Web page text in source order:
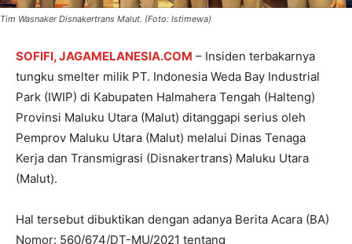
Tim Wasnaker Disnakertrans Malut. (Foto: Istimewa)
SOFIFI, JAGAMELANESIA.COM – Insiden terbakarnya
tungku smelter milik PT. Indonesia Weda Bay Industrial
Park (IWIP) di Kabupaten Halmahera Tengah (Halteng)
Provinsi Maluku Utara (Malut) ditanggapi serius oleh
Pemprov Maluku Utara (Malut) melalui Dinas Tenaga
Kerja dan Transmigrasi (Disnakertrans) Maluku Utara
(Malut).
Hal tersebut dibuktikan dengan adanya Berita Acara (BA)
Nomor: 560/674/DT-MU/2021 tentang